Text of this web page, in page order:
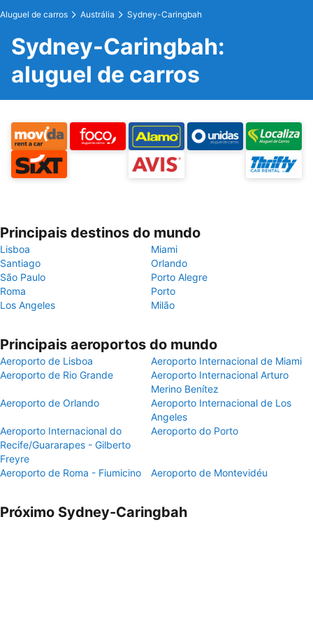
Aluguel de carros Austrália Sydney-Caringbah
Sydney-Caringbah:
aluguel de carros
Principais destinos do mundo
Lisboa
Miami
Santiago
Orlando
São Paulo
Porto Alegre
Roma
Porto
Los Angeles
Milão
Principais aeroportos do mundo
Aeroporto de Lisboa
Aeroporto Internacional de Miami
Aeroporto de Rio Grande
Aeroporto Internacional Arturo
Merino Benítez
Aeroporto de Orlando
Aeroporto Internacional de Los
Angeles
Aeroporto Internacional do
Recife/Guararapes - Gilberto
Freyre
Aeroporto do Porto
Aeroporto de Roma - Fiumicino Aeroporto de Montevidéu
Próximo Sydney-Caringbah